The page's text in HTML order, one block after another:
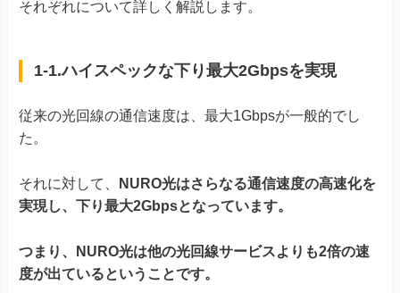
それぞれについて詳しく解説します。
1-1.ハイスペックな下り最大2Gbpsを実現
従来の光回線の通信速度は、最大1Gbpsが一般的でし
た。
それに対して、
NURO光はさらなる通信速度の高速化を
実現し、下り最大2Gbpsとなっています。
つまり、NURO光は他の光回線サービスよりも2倍の速
度が出ているということです。